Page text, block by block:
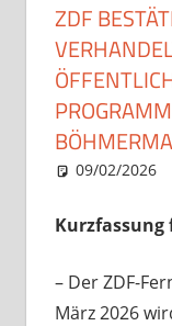
ZDF
09/02/2026
Kurzfassung
– Der ZDF-
März 2026